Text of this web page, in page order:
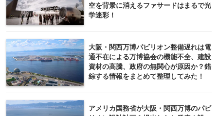
空を背景に消えるファサードはまるで光
学迷彩！
大阪・関西万博パビリオン整備遅れは電
通不在による万博協会の機能不全、建設
資材の高騰、政府の無関心が原因か？錯
綜する情報をまとめて整理してみた！
アメリカ国務省が大阪・関西万博のパビ